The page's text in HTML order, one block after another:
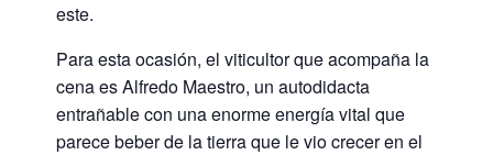
este.
Para esta ocasión, el viticultor que acompaña la
cena es Alfredo Maestro, un autodidacta
entrañable con una enorme energía vital que
parece beber de la tierra que le vio crecer en el